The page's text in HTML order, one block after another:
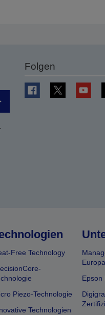
Folgen
Free Technology
Piezo-Technologie
Technologien
Europa
Epson